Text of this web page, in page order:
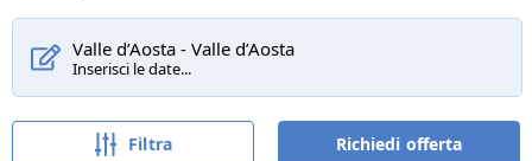
Valle d’Aosta - Valle d’Aosta
Inserisci le date...
Filtra Richiedi offerta